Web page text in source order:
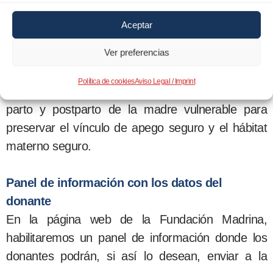
Aceptar
Ver preferencias
Política de cookiesAviso Legal / Imprint
fundamentales de intervención social, como son la
asistencia sanitaria, la formación el empleo y
emprendimiento, el alojamiento y la alimentación.
parto y postparto de la madre vulnerable para
preservar el vínculo de apego seguro y el hábitat
materno seguro.
Panel de información con los datos del
donante
En la página web de la Fundación Madrina,
habilitaremos un panel de información donde los
donantes podrán, si así lo desean, enviar a la